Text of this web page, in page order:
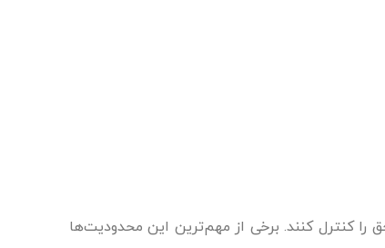
کنترل کنند. برخی از مهم‌ترین این محدودیت‌ها